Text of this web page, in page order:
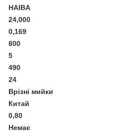
HAIBA
24,000
0,169
800
5
490
24
Врізні мийки
Китай
0,80
Немає